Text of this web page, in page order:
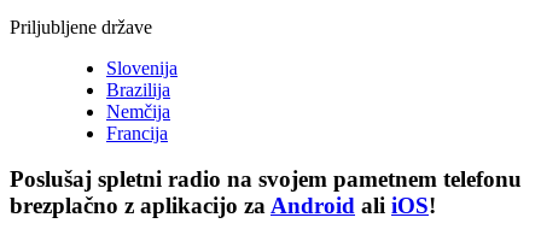
Priljubljene države
Slovenija
Brazilija
Nemčija
Francija
Poslušaj spletni radio na svojem pametnem telefonu
brezplačno z aplikacijo zaAndroid ali iOS!